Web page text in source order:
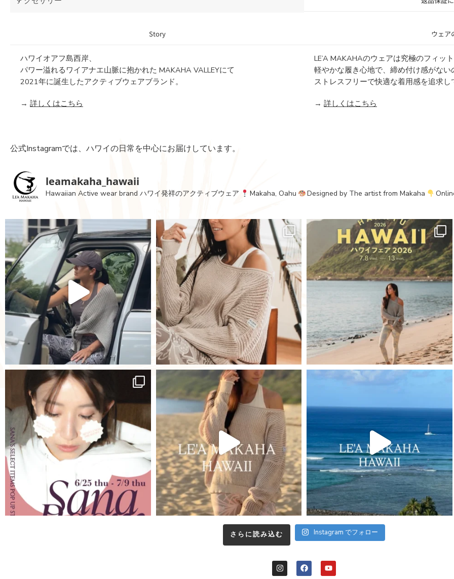
Story
ハワイオアフ島西岸、
パワー溢れるワイアナエ山脈に抱かれた MAKAHA VALLEYにて
2021年に誕生したアクティブウェアブランド。
→ 詳しくはこちら
ウェア
LE’A MAKAHAのウェアは究極のフィッ
軽やかな履き心地で、締め付け感がな
ストレスフリーで快適な着用感を追求し
→ 詳しくはこちら
公式Instagramでは、ハワイの日常を中心にお届けしています。
leamakaha_hawaii
Hawaiian Active wear brand ハワイ発祥のアクティブウェア Makaha, Oahu Designed by The artist from Makaha
さらに読み込む Instagram でフォロー